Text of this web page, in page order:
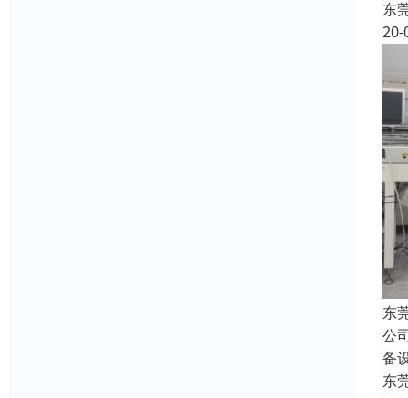
东
20-
东
公
备
东